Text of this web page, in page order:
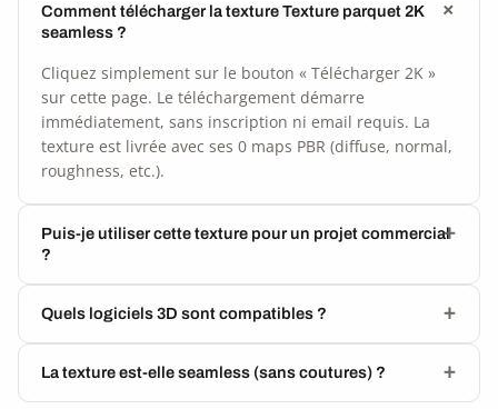
Comment télécharger la texture Texture parquet 2K
seamless ?
Cliquez simplement sur le bouton « Télécharger 2K »
sur cette page. Le téléchargement démarre
immédiatement, sans inscription ni email requis. La
texture est livrée avec ses 0 maps PBR (diffuse, normal,
roughness, etc.).
Puis-je utiliser cette texture pour un projet commercial
?
Quels logiciels 3D sont compatibles ?
La texture est-elle seamless (sans coutures) ?